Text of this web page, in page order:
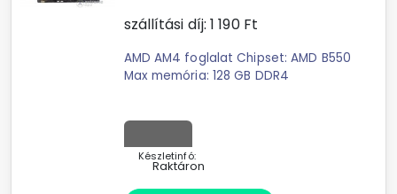
szállítási díj: 1 190Ft
AMD AM4 foglalat Chipset: AMD B550
Max memória: 128 GB DDR4
Készletinfó:
Raktáron